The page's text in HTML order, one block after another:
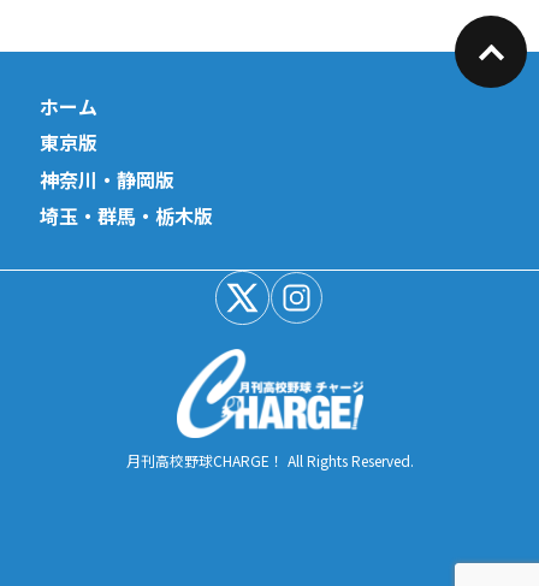
ホーム
東京版
神奈川・静岡版
埼玉・群馬・栃木版
月刊高校野球CHARGE！ All Rights Reserved.